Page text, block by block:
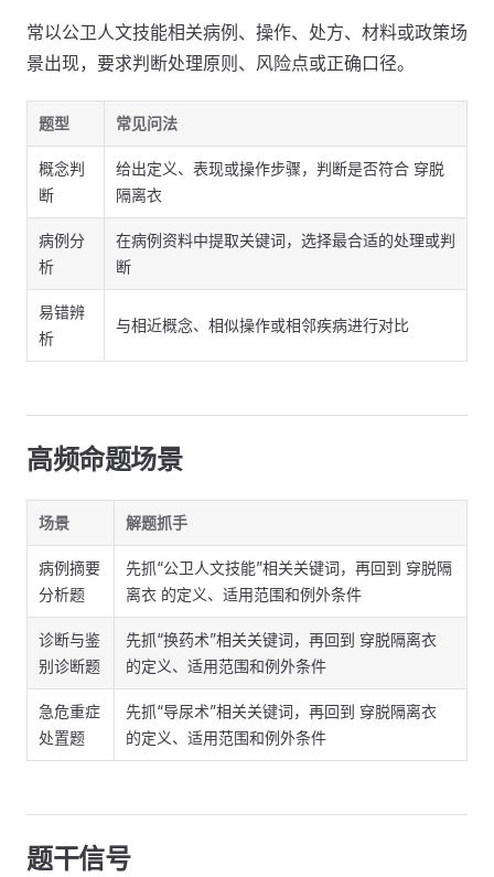
常以公卫人文技能相关病例、操作、处方、材料或政策场
景出现，要求判断处理原则、风险点或正确口径。
题型 常见问法
概念判
断
给出定义、表现或操作步骤，判断是否符合 穿脱
隔离衣
病例分
析
在病例资料中提取关键词，选择最合适的处理或判
断
易错辨
析
与相近概念、相似操作或相邻疾病进行对比
高频命题场景
场景 解题抓手
病例摘要
分析题
先抓“公卫人文技能”相关关键词，再回到 穿脱隔
离衣 的定义、适用范围和例外条件
诊断与鉴
别诊断题
先抓“换药术”相关关键词，再回到 穿脱隔离衣
的定义、适用范围和例外条件
急危重症
处置题
先抓“导尿术”相关关键词，再回到 穿脱隔离衣
的定义、适用范围和例外条件
题干信号